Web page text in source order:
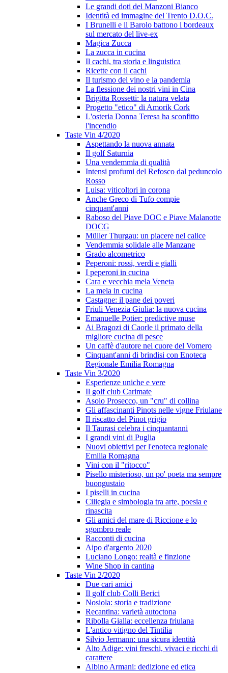
Le grandi doti del Manzoni Bianco
Identità ed immagine del Trento D.O.C.
I Brunelli e il Barolo battono i bordeaux
sul mercato del live-ex
Magica Zucca
La zucca in cucina
Il cachi, tra storia e linguistica
Ricette con il cachi
Il turismo del vino e la pandemia
La flessione dei nostri vini in Cina
Brigitta Rossetti: la natura velata
Progetto "etico" di Amorik Cork
L'osteria Donna Teresa ha sconfitto
l'incendio
Taste Vin 4/2020
Aspettando la nuova annata
Il golf Saturnia
Una vendemmia di qualità
Intensi profumi del Refosco dal peduncolo
Rosso
Luisa: viticoltori in corona
Anche Greco di Tufo compie
cinquant'anni
Raboso del Piave DOC e Piave Malanotte
DOCG
Müller Thurgau: un piacere nel calice
Vendemmia solidale alle Manzane
Grado alcometrico
Peperoni: rossi, verdi e gialli
I peperoni in cucina
Cara e vecchia mela Veneta
La mela in cucina
Castagne: il pane dei poveri
Friuli Venezia Giulia: la nuova cucina
Emanuelle Potier: predictive muse
Ai Bragozi di Caorle il primato della
migliore cucina di pesce
Un caffè d'autore nel cuore del Vomero
Cinquant'anni di brindisi con Enoteca
Regionale Emilia Romagna
Taste Vin 3/2020
Esperienze uniche e vere
Il golf club Carimate
Asolo Prosecco, un "cru" di collina
Gli affascinanti Pinots nelle vigne Friulane
Il riscatto del Pinot grigio
Il Taurasi celebra i cinquantanni
I grandi vini di Puglia
Nuovi obiettivi per l'enoteca regionale
Emilia Romagna
Vini con il "ritocco"
Pisello misterioso, un po' poeta ma sempre
buongustaio
I piselli in cucina
Ciliegia e simbologia tra arte, poesia e
rinascita
Gli amici del mare di Riccione e lo
sgombro reale
Racconti di cucina
Aipo d'argento 2020
Luciano Longo: realtà e finzione
Wine Shop in cantina
Taste Vin 2/2020
Due cari amici
Il golf club Colli Berici
Nosiola: storia e tradizione
Recantina: varietà autoctona
Ribolla Gialla: eccellenza friulana
L'antico vitigno del Tintilia
Silvio Jermann: una sicura identità
Alto Adige: vini freschi, vivaci e ricchi di
carattere
Albino Armani: dedizione ed etica